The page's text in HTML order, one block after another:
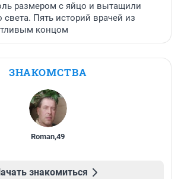
размером с яйцо и вытащили
света. Пять историй врачей из
концом
ЗНАКОМСТВА
Roman,49
знакомиться